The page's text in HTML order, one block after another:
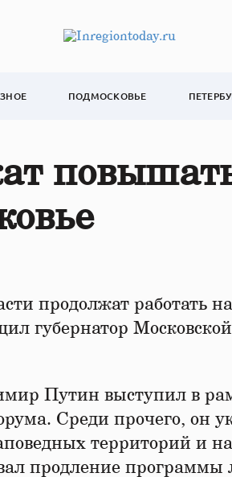
ПОДМОСКОВЬЕ
продолжат работать
губернатор
Путин выступил в
Среди прочего, он
территорий и
продление программы